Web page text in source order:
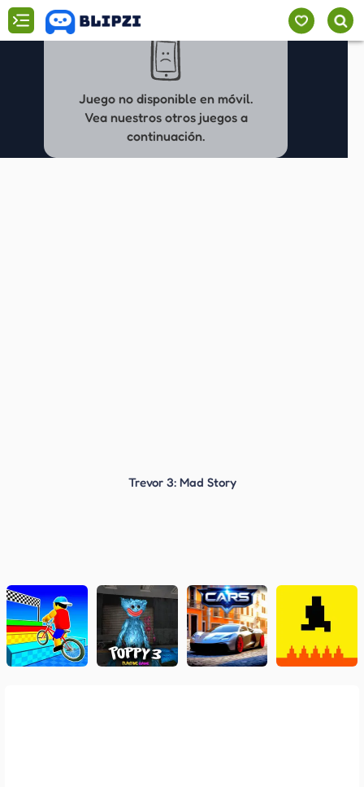
Juego no disponible en móvil.
Vea nuestros otros juegos a
continuación.
Trevor 3: Mad Story